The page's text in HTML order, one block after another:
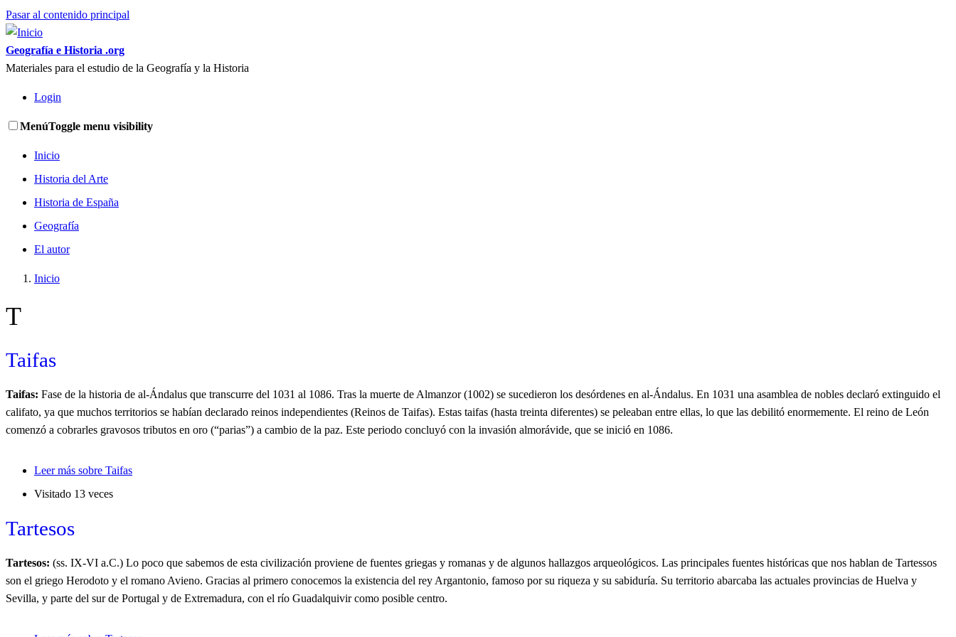
Pasar al contenido principal
Geografía e Historia .org
Materiales para el estudio de la Geografía y la Historia
Login
MenúToggle menu visibility
Inicio
Historia del Arte
Historia de España
Geografía
El autor
Inicio
T
Taifas
Taifas: Fase de la historia de al-Ándalus que transcurre del 1031 al 1086. Tras la muerte de Almanzor (1002) se sucedieron los desórdenes en al-Ándalus. En 1031 una asamblea de nobles declaró extinguido el
califato, ya que muchos territorios se habían declarado reinos independientes (Reinos de Taifas). Estas taifas (hasta treinta diferentes) se peleaban entre ellas, lo que las debilitó enormemente. El reino de León
comenzó a cobrarles gravosos tributos en oro (“parias”) a cambio de la paz. Este periodo concluyó con la invasión almorávide, que se inició en 1086.
Leer más sobre Taifas
Visitado 13 veces
Tartesos
Tartesos: (ss. IX-VI a.C.) Lo poco que sabemos de esta civilización proviene de fuentes griegas y romanas y de algunos hallazgos arqueológicos. Las principales fuentes históricas que nos hablan de Tartessos
son el griego Herodoto y el romano Avieno. Gracias al primero conocemos la existencia del rey Argantonio, famoso por su riqueza y su sabiduría. Su territorio abarcaba las actuales provincias de Huelva y
Sevilla, y parte del sur de Portugal y de Extremadura, con el río Guadalquivir como posible centro.